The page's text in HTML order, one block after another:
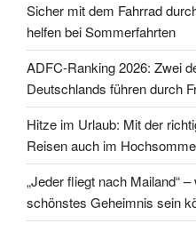
Sicher mit dem Fahrrad
helfen bei Sommerfahrten
ADFC-Ranking 2026: Zwei
Deutschlands führen durch
Hitze im Urlaub: Mit der
Reisen auch im
„Jeder fliegt nach Mailand“
schönstes Geheimnis sein